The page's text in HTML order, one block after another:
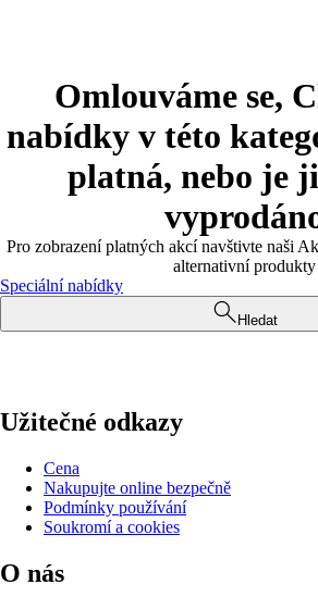
Omlouváme se,
nabídky v této
platná, nebo je
Pro zobrazení platných akcí navštivte naši
alternativní produkty
Speciální nabídky
Hledat
Užitečné odkazy
Cena
Nakupujte online bezpečně
Podmínky používání
Soukromí a cookies
O nás